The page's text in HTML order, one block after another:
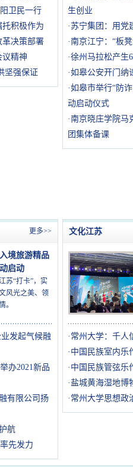
卫民一行
积极作为
革决策部署
议精神
坚强保证
生创业
·苏宁集团：用党
·南京江宁：“板
·徐州马拉松产生
·如皋公安开门纳
·如皋市举行“防
动启动仪式
·南京晓庄学院马
团集体备课
更多>>
境旅游精品
启动
苏“打卡”，实
风光之美、领
。
发起气候融
办2021新品
有限公司扬
航
先发力
文化江苏
· 常州大学：千人
· 中国民族室内乐
· 中国民族管弦乐
·盐城黄海湿地博
· 常州大学思想政